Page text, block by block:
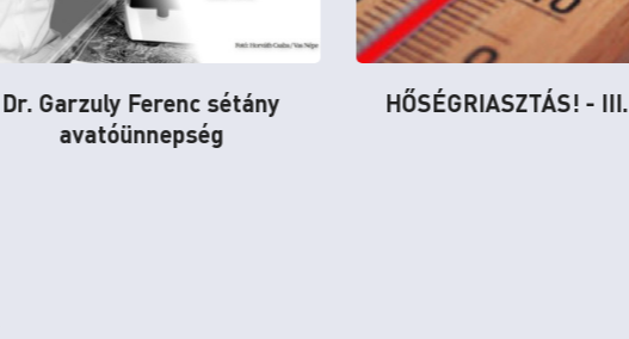
HŐSÉGRIASZTÁS! - III. fokú
Pályázati felhívás